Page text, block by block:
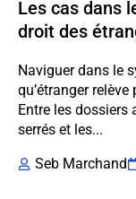
Les cas dans
droit des
Naviguer dans le
qu’étranger
Entre les
serrés et les...
Seb Marchand